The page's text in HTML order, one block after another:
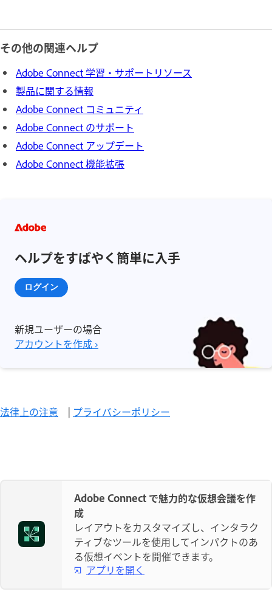
その他の関連ヘルプ
Adobe Connect 学習・サポートリソース
製品に関する情報
Adobe Connect コミュニティ
Adobe Connect のサポート
Adobe Connect アップデート
Adobe Connect 機能拡張
ヘルプをすばやく簡単に入手
ログイン
新規ユーザーの場合
アカウントを作成 ›
法律上の注意 | プライバシーポリシー
Adobe Connect で魅力的な仮想会議を作
成
レイアウトをカスタマイズし、インタラク
ティブなツールを使用してインパクトのあ
る仮想イベントを開催できます。
アプリを開く